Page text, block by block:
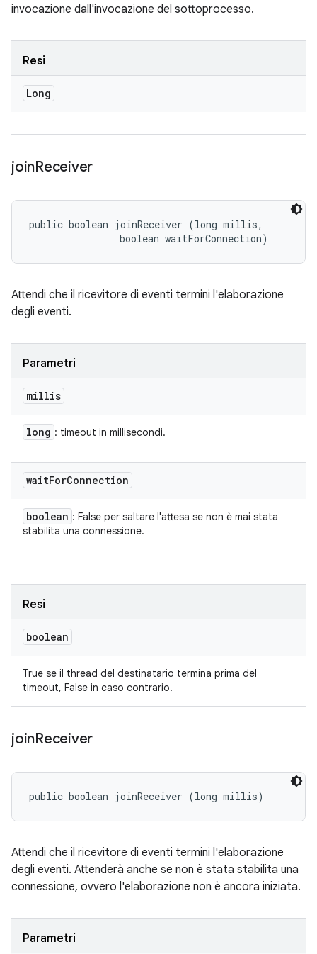
invocazione dall'invocazione del sottoprocesso.
Resi
Long
joinReceiver
public boolean joinReceiver (long millis,
                boolean waitForConnection)
Attendi che il ricevitore di eventi termini l'elaborazione
degli eventi.
Parametri
millis
long : timeout in millisecondi.
waitForConnection
boolean : False per saltare l'attesa se non è mai stata
stabilita una connessione.
Resi
boolean
True se il thread del destinatario termina prima del
timeout, False in caso contrario.
joinReceiver
public boolean joinReceiver (long millis)
Attendi che il ricevitore di eventi termini l'elaborazione
degli eventi. Attenderà anche se non è stata stabilita una
connessione, ovvero l'elaborazione non è ancora iniziata.
Parametri